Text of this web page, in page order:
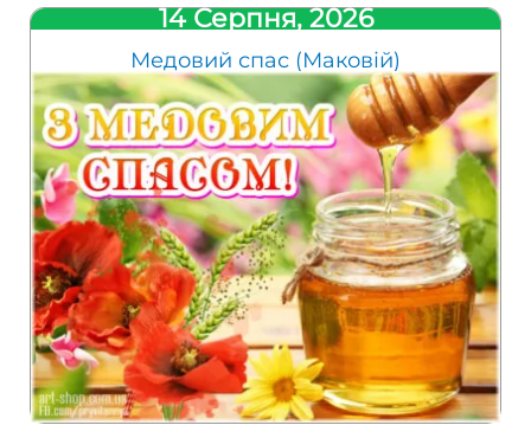
14 Серпня, 2026
Медовий спас (Маковій)